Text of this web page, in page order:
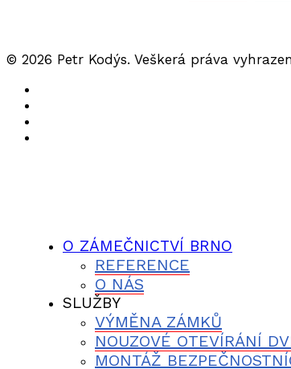
© 2026 Petr Kodýs. Veškerá práva
O ZÁMEČNICTVÍ BRNO
REFERENCE
O NÁS
SLUŽBY
VÝMĚNA ZÁMKŮ
NOUZOVÉ OTEVÍRÁNÍ
MONTÁŽ